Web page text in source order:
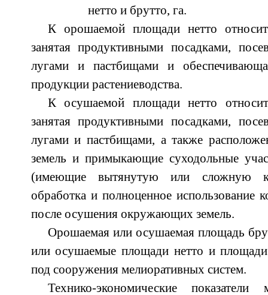
нетто и брутто, га.
К орошаемой площади нетто
занятая продуктивными посадками,
лугами и пастбищами и
продукции растениеводства.
К осушаемой площади нетто
занятая продуктивными посадками,
лугами и пастбищами, а также
земель и примыкающие суходольные
(имеющие вытянутую или сложную
обработка и полноценное использование
после осушения окружающих земель.
Орошаемая или осушаемая площадь
или осушаемые площади нетто и
под сооружения мелиоративных систем.
Технико-экономические показатели